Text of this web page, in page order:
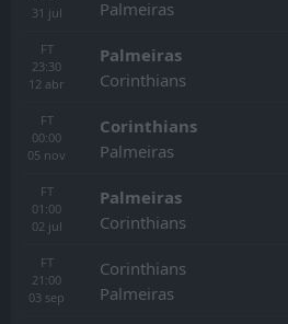
31 jul
Palmeiras
FT
23:30
12 abr
Palmeiras
Corinthians
FT
00:00
05 nov
Corinthians
Palmeiras
FT
01:00
02 jul
Palmeiras
Corinthians
FT
21:00
03 sep
Corinthians
Palmeiras